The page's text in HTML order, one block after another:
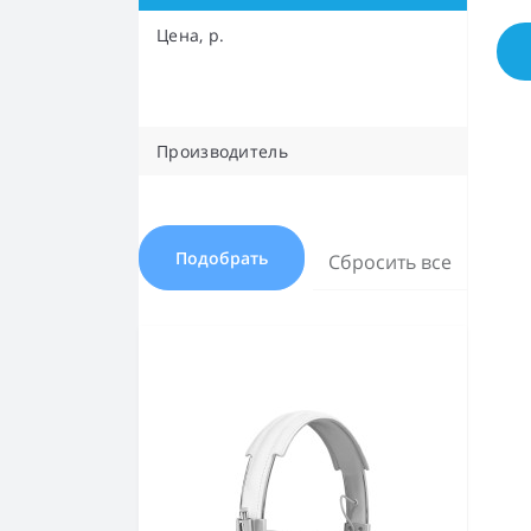
Цена, р.
Производитель
Подобрать Сбросить все